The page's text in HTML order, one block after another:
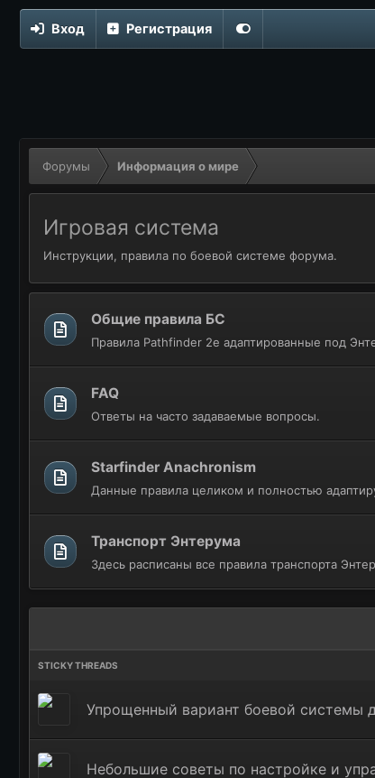
Вход Регистрация
Форумы Информация о мире
Игровая система
Инструкции, правила по боевой системе форума.
Общие правила БС
Правила Pathfinder 2e адаптированные под
FAQ
Ответы на часто задаваемые вопросы.
Starfinder Anachronism
Данные правила целиком и полностью
Транспорт Энтерума
Здесь расписаны все правила транспорта
Упрощенный вариант боевой системы
Небольшие советы по настройке и